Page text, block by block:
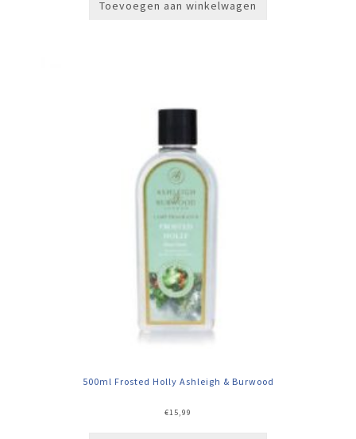
Toevoegen aan winkelwagen
500ml Frosted Holly Ashleigh & Burwood
€15,99